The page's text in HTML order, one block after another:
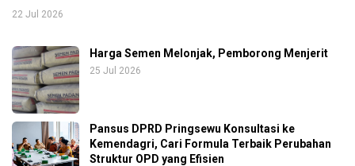
22 Jul 2026
Harga Semen Melonjak, Pemborong Menjerit
25 Jul 2026
Pansus DPRD Pringsewu Konsultasi ke
Kemendagri, Cari Formula Terbaik Perubahan
Struktur OPD yang Efisien